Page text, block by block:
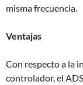
misma frecuencia.
Ventajas
Con respecto a la
controlador, el